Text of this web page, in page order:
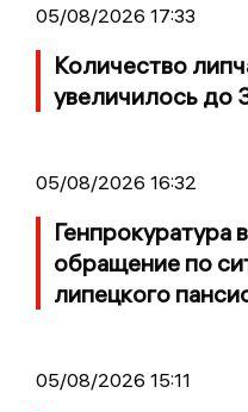
05/08/2026 17:33
Количество
увеличилось до
05/08/2026 16:32
Генпрокуратура
обращение по
липецкого
05/08/2026 15:11